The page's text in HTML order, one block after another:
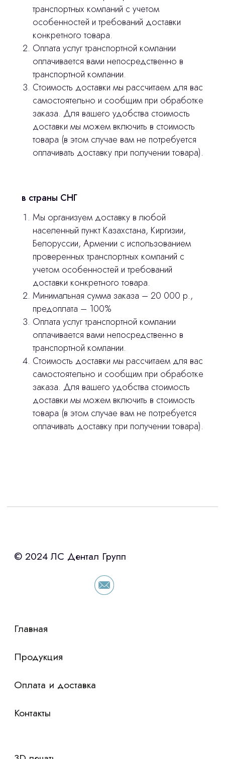
транспортных компаний с учетом
особенностей и требований доставки
конкретного товара.
Оплата услуг транспортной компании
оплачивается вами непосредственно в
транспортной компании.
Стоимость доставки мы рассчитаем для вас
самостоятельно и сообщим при обработке
заказа. Для вашего удобства стоимость
доставки мы можем включить в стоимость
товара (в этом случае вам не потребуется
оплачивать доставку при получении товара).
в страны СНГ
Мы организуем доставку в любой
населенный пункт Казахстана, Киргизии,
Белоруссии, Армении с использованием
проверенных транспортных компаний с
учетом особенностей и требований
доставки конкретного товара.
Минимальная сумма заказа – 20 000 р.,
предоплата – 100%
Оплата услуг транспортной компании
оплачивается вами непосредственно в
транспортной компании.
Стоимость доставки мы рассчитаем для вас
самостоятельно и сообщим при обработке
заказа. Для вашего удобства стоимость
доставки мы можем включить в стоимость
товара (в этом случае вам не потребуется
оплачивать доставку при получении товара).
Остались вопросы
оставьте контакты, мы свяжемся и
ответим на все вопросы
Интересует лизинг?
«Уралпромлизинг» подберем выгодные
условия по лизингу оборудования,
просто оставьте контакты чтобы мы
сориентировали по условиям
© 2024 ЛС Дентал Групп
сделано
Главная
3D печать
Лицензирование
Изготовление хирургических шаблонов
Оплата и доставка
Политика конфиденциальности
Контакты
stasicus